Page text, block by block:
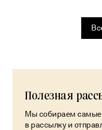
Полезная
Мы собираем самые
в рассылку и